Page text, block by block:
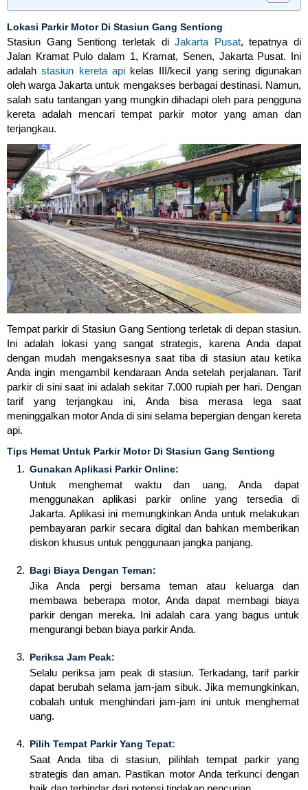
Lokasi Parkir Motor Di Stasiun Gang Sentiong
Stasiun Gang Sentiong terletak diJakarta Pusat, tepatnya di
Jalan Kramat Pulo dalam 1, Kramat, Senen, Jakarta Pusat. Ini
adalahstasiun kereta apikelas III/kecil yang sering digunakan
oleh warga Jakarta untuk mengakses berbagai destinasi. Namun,
salah satu tantangan yang mungkin dihadapi oleh para pengguna
kereta adalah mencari tempat parkir motor yang aman dan
terjangkau.
Tempat parkir di Stasiun Gang Sentiong terletak di depan stasiun.
Ini adalah lokasi yang sangat strategis, karena Anda dapat
dengan mudah mengaksesnya saat tiba di stasiun atau ketika
Anda ingin mengambil kendaraan Anda setelah perjalanan. Tarif
parkir di sini saat ini adalah sekitar 7.000 rupiah per hari. Dengan
tarif yang terjangkau ini, Anda bisa merasa lega saat
meninggalkan motor Anda di sini selama bepergian dengan kereta
api.
Tips Hemat Untuk Parkir Motor Di Stasiun Gang Sentiong
Gunakan Aplikasi Parkir Online:
Untuk menghemat waktu dan uang, Anda dapat
menggunakan aplikasi parkir online yang tersedia di
Jakarta. Aplikasi ini memungkinkan Anda untuk melakukan
pembayaran parkir secara digital dan bahkan memberikan
diskon khusus untuk penggunaan jangka panjang.
Bagi Biaya Dengan Teman:
Jika Anda pergi bersama teman atau keluarga dan
membawa beberapa motor, Anda dapat membagi biaya
parkir dengan mereka. Ini adalah cara yang bagus untuk
mengurangi beban biaya parkir Anda.
Periksa Jam Peak:
Selalu periksa jam peak di stasiun. Terkadang, tarif parkir
dapat berubah selama jam-jam sibuk. Jika memungkinkan,
cobalah untuk menghindari jam-jam ini untuk menghemat
uang.
Pilih Tempat Parkir Yang Tepat:
Saat Anda tiba di stasiun, pilihlah tempat parkir yang
strategis dan aman. Pastikan motor Anda terkunci dengan